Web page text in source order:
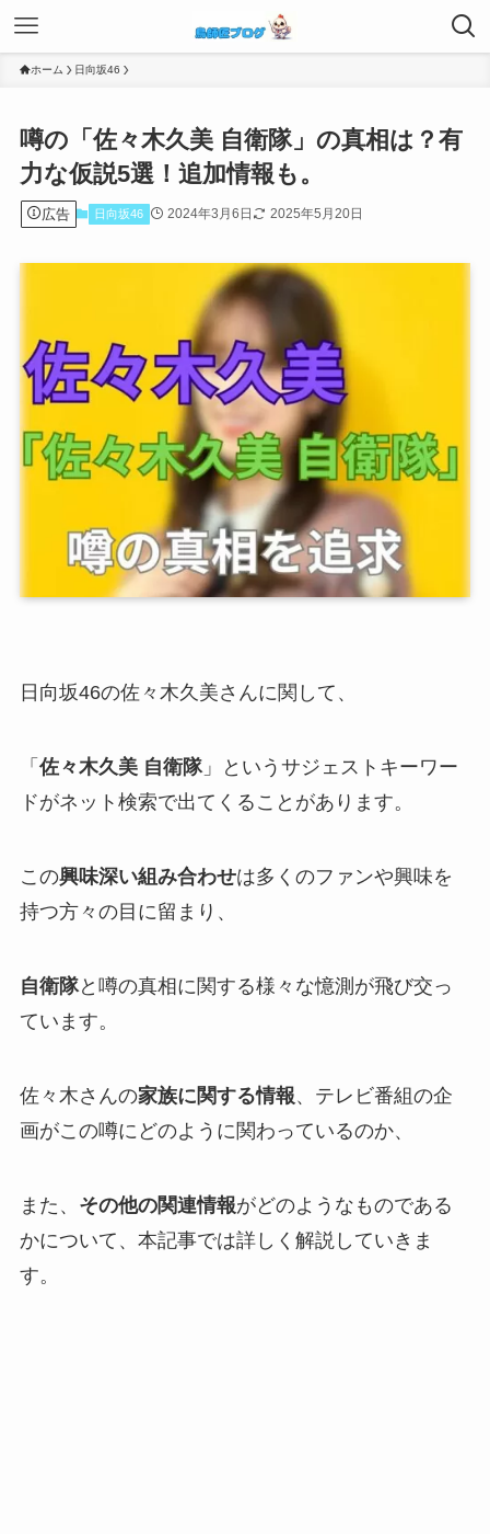
ホーム 日向坂46
噂の「佐々木久美 自衛隊」の真相は？有
力な仮説5選！追加情報も。
広告 日向坂46 2024年3月6日 2025年5月20日
日向坂46の佐々木久美さんに関して、
「 佐々木久美 自衛隊」というサジェストキーワー
ドがネット検索で出てくることがあります。
この興味深い組み合わせは多くのファンや興味を
持つ方々の目に留まり、
自衛隊と噂の真相に関する様々な憶測が飛び交っ
ています。
佐々木さんの家族に関する情報、テレビ番組の企
画がこの噂にどのように関わっているのか、
また、 その他の関連情報がどのようなものである
かについて、本記事では詳しく解説していきま
す。